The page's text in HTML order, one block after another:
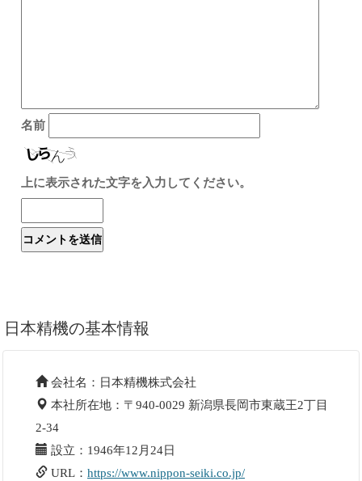
名前
上に表示された文字を入力してください。
日本精機の基本情報
会社名：日本精機株式会社
本社所在地：〒940-0029 新潟県長岡市東蔵王2丁目
2-34
設立：1946年12月24日
URL： https://www.nippon-seiki.co.jp/